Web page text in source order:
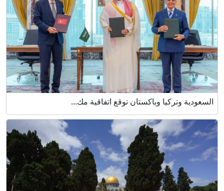
السعودية وتركيا وباكستان توقع اتفاقية مك...